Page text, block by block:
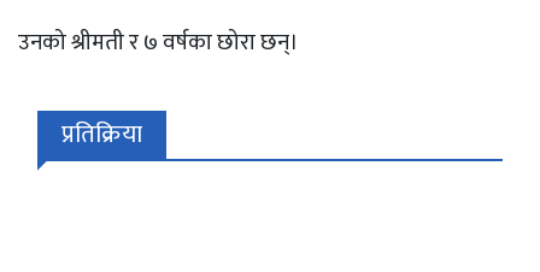
उनको श्रीमती र ७ वर्षका छोरा छन्।
प्रतिक्रिया